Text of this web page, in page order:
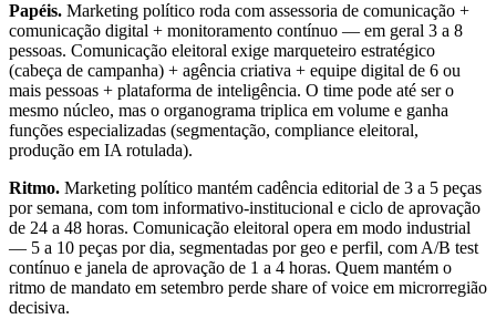
Papéis. Marketing político roda com assessoria de comunicação +
comunicação digital + monitoramento contínuo — em geral 3 a 8
pessoas. Comunicação eleitoral exige marqueteiro estratégico
(cabeça de campanha) + agência criativa + equipe digital de 6 ou
mais pessoas + plataforma de inteligência. O time pode até ser o
mesmo núcleo, mas o organograma triplica em volume e ganha
funções especializadas (segmentação, compliance eleitoral,
produção em IA rotulada).
Ritmo. Marketing político mantém cadência editorial de 3 a 5 peças
por semana, com tom informativo-institucional e ciclo de aprovação
de 24 a 48 horas. Comunicação eleitoral opera em modo industrial
— 5 a 10 peças por dia, segmentadas por geo e perfil, com A/B test
contínuo e janela de aprovação de 1 a 4 horas. Quem mantém o
ritmo de mandato em setembro perde share of voice em microrregião
decisiva.